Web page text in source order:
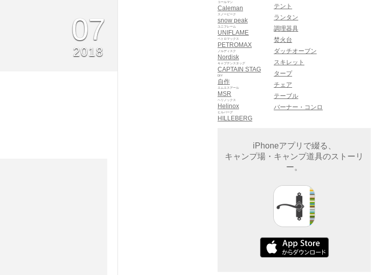
07
2018
Caleman
コールマン
snow peak
スノーピーク
UNIFLAME
ユニフレーム
PETROMAX
ペトロマックス
Nordisk
ノルディスク
CAPTAIN STAG
キャプテンスタッグ
自作
DIY
MSR
エムエスアール
Helinox
ヘリノックス
HILLEBERG
ヒルバーグ
テント
ランタン
調理器具
焚火台
ダッチオーブン
スキレット
タープ
チェア
テーブル
バーナー・コンロ
iPhoneアプリで綴る、
キャンプ場・キャンプ道具のストーリ
ー。